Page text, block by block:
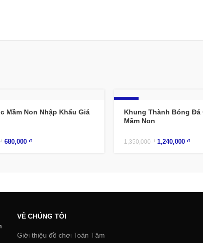
Mầm Non Nhập Khẩu Giá
₫ 680,000 ₫
-8%
Khung Thành Bóng Đá
Mầm Non
1,350,000₫ 1,240,000 ₫
VỀ CHÚNG TÔI
Giới thiệu đồ chơi Toàn Tâm